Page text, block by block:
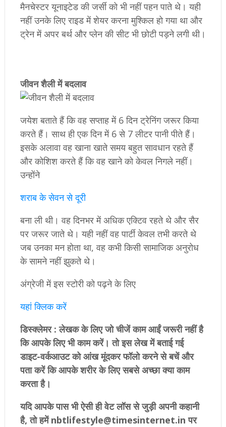
मैनचेस्टर यूनाइटेड की जर्सी को भी नहीं पहन पाते थे। यही
नहीं उनके लिए राइड में शेयर करना मुश्किल हो गया था और
ट्रेन में अपर बर्थ और प्लेन की सीट भी छोटी पड़ने लगी थी।
​जीवन शैली में बदलाव
जयेश बताते हैं कि वह सप्ताह में 6 दिन ट्रेनिंग जरूर किया
करते हैं। साथ ही एक दिन में 6 से 7 लीटर पानी पीते हैं।
इसके अलावा वह खाना खाते समय बहुत सावधान रहते हैं
और कोशिश करते हैं कि वह खाने को केवल निगले नहीं।
उन्होंने
शराब के सेवन से दूरी
बना ली थी। वह दिनभर में अधिक एक्टिव रहते थे और सैर
पर जरूर जाते थे। यही नहीं वह पार्टी केवल तभी करते थे
जब उनका मन होता था, वह कभी किसी सामाजिक अनुरोध
के सामने नहीं झुकते थे।
अंग्रेजी में इस स्‍टोरी को पढ़ने के लिए
यहां क्‍लिक करें
डिस्क्लेमर : लेखक के लिए जो चीजें काम आईं जरूरी नहीं है
कि आपके लिए भी काम करें। तो इस लेख में बताई गई
डाइट-वर्कआउट को आंख मूंदकर फॉलो करने से बचें और
पता करें कि आपके शरीर के लिए सबसे अच्छा क्या काम
करता है।
यदि आपके पास भी ऐसी ही वेट लॉस से जुड़ी अपनी कहानी
है, तो हमें nbtlifestyle@timesinternet.in पर